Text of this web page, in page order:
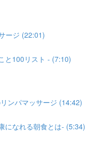
ージ (22:01)
と100リスト - (7:10)
ンパマッサージ (14:42)
になれる朝食とは- (5:34)